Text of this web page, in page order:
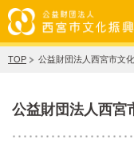
TOP 公益財団法人西宮市文
公益財団法人西宮